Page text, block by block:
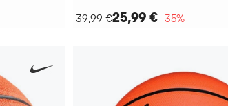
39,99 €25,99 €−35%